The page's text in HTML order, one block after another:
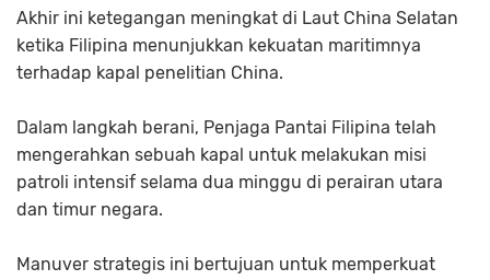
Akhir ini ketegangan meningkat di Laut China Selatan
ketika Filipina menunjukkan kekuatan maritimnya
terhadap kapal penelitian China.
Dalam langkah berani, Penjaga Pantai Filipina telah
mengerahkan sebuah kapal untuk melakukan misi
patroli intensif selama dua minggu di perairan utara
dan timur negara.
Manuver strategis ini bertujuan untuk memperkuat